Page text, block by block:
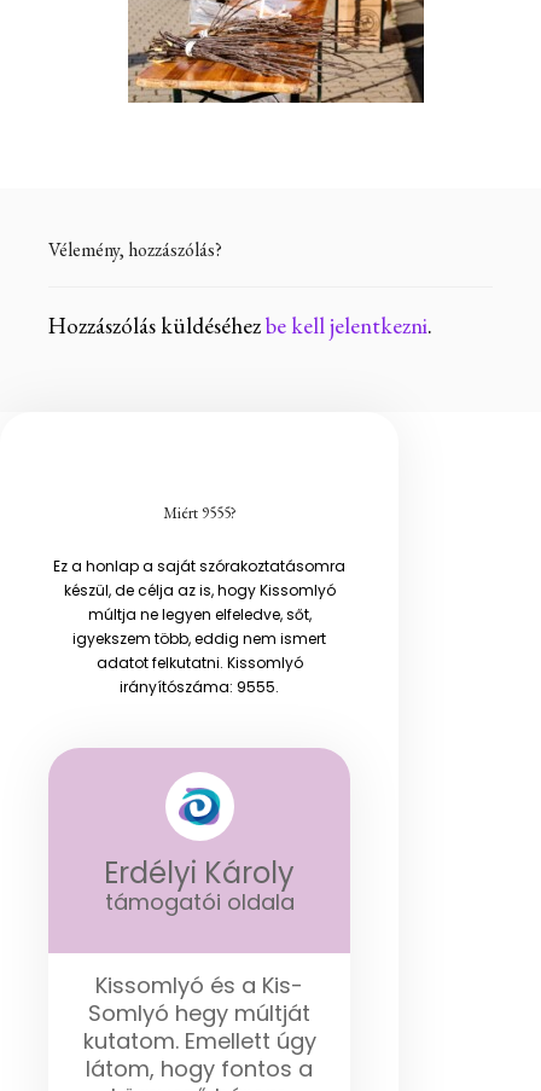
Vélemény, hozzászólás?
Hozzászólás küldéséhezbe kell jelentkezni.
Miért 9555?
Ez a honlap a saját szórakoztatásomra
készül, de célja az is, hogy Kissomlyó
múltja ne legyen elfeledve, sőt,
igyekszem több, eddig nem ismert
adatot felkutatni. Kissomlyó
irányítószáma: 9555.
Erdélyi Károly
támogatói oldala
Kissomlyó és a Kis-
Somlyó hegy múltját
kutatom. Emellett úgy
látom, hogy fontos a